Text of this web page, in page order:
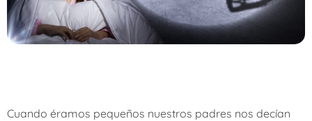
Cuando éramos pequeños nuestros padres nos decían